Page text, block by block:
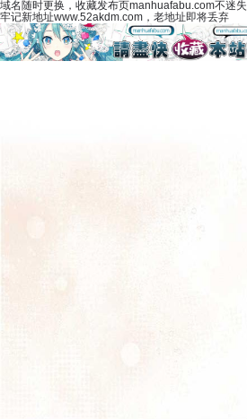
域名随时更换，收藏发布页manhuafabu.com不迷失
牢记新地址www.52akdm.com，老地址即将丢弃